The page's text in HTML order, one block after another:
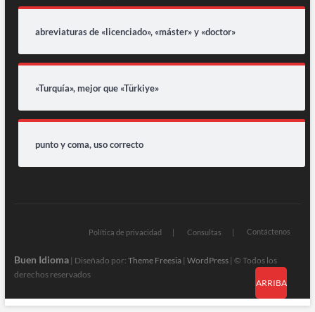
abreviaturas de «licenciado», «máster» y «doctor»
«Turquía», mejor que «Türkiye»
punto y coma, uso correcto
Política de privacidad Consultas Contáctenos
Buen Idioma| Diseñado por: Theme Freesia| WordPress| © Todos los
derechos reservados
ARRIBA